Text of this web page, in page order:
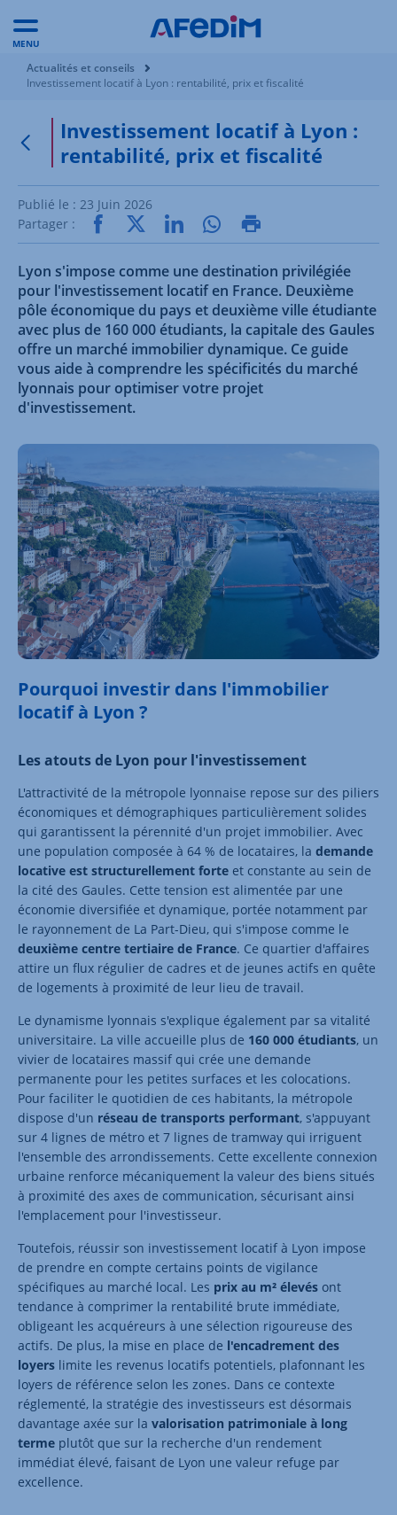
MENU
Vous êtes ici:
Actualités et conseils
Investissement locatif à Lyon : rentabilité, prix et fiscalité
Retour à la page précédente
Investissement locatif à Lyon :
rentabilité, prix et fiscalité
Publié le : 23 Juin 2026
Partager :
Lyon s'impose comme une destination privilégiée
pour l'investissement locatif en France. Deuxième
pôle économique du pays et deuxième ville étudiante
avec plus de 160 000 étudiants, la capitale des Gaules
offre un marché immobilier dynamique. Ce guide
vous aide à comprendre les spécificités du marché
lyonnais pour optimiser votre projet
d'investissement.
Pourquoi investir dans l'immobilier
locatif à Lyon ?
Les atouts de Lyon pour l'investissement
L'attractivité de la métropole lyonnaise repose sur des piliers
économiques et démographiques particulièrement solides
qui garantissent la pérennité d'un projet immobilier. Avec
une population composée à 64 % de locataires, la demande
locative est structurellement forte et constante au sein de
la cité des Gaules. Cette tension est alimentée par une
économie diversifiée et dynamique, portée notamment par
le rayonnement de La Part-Dieu, qui s'impose comme le
deuxième centre tertiaire de France. Ce quartier d'affaires
attire un flux régulier de cadres et de jeunes actifs en quête
de logements à proximité de leur lieu de travail.
Le dynamisme lyonnais s'explique également par sa vitalité
universitaire. La ville accueille plus de 160 000 étudiants, un
vivier de locataires massif qui crée une demande
permanente pour les petites surfaces et les colocations.
Pour faciliter le quotidien de ces habitants, la métropole
dispose d'un réseau de transports performant, s'appuyant
sur 4 lignes de métro et 7 lignes de tramway qui irriguent
l'ensemble des arrondissements. Cette excellente connexion
urbaine renforce mécaniquement la valeur des biens situés
à proximité des axes de communication, sécurisant ainsi
l'emplacement pour l'investisseur.
Toutefois, réussir son investissement locatif à Lyon impose
de prendre en compte certains points de vigilance
spécifiques au marché local. Les prix au m² élevés ont
tendance à comprimer la rentabilité brute immédiate,
obligeant les acquéreurs à une sélection rigoureuse des
actifs. De plus, la mise en place de l'encadrement des
loyers limite les revenus locatifs potentiels, plafonnant les
loyers de référence selon les zones. Dans ce contexte
réglementé, la stratégie des investisseurs est désormais
davantage axée sur la valorisation patrimoniale à long
terme plutôt que sur la recherche d'un rendement
immédiat élevé, faisant de Lyon une valeur refuge par
excellence.